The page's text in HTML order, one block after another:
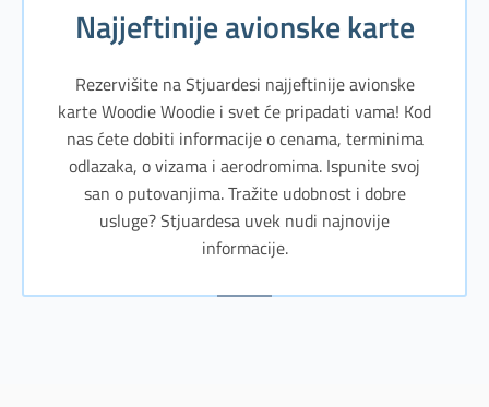
Najjeftinije avionske karte
Rezervišite na Stjuardesi najjeftinije avionske
karte Woodie Woodie i svet će pripadati vama! Kod
nas ćete dobiti informacije o cenama, terminima
odlazaka, o vizama i aerodromima. Ispunite svoj
san o putovanjima. Tražite udobnost i dobre
usluge? Stjuardesa uvek nudi najnovije
informacije.